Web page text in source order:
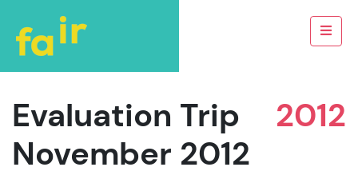
2012
Evaluation Trip
November 2012